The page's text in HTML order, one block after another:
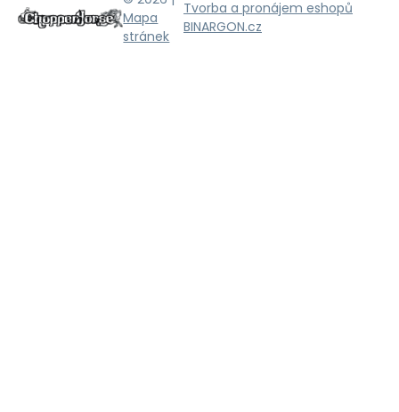
Mapa
stránek
Tvorba a pronájem eshopů
BINARGON.cz